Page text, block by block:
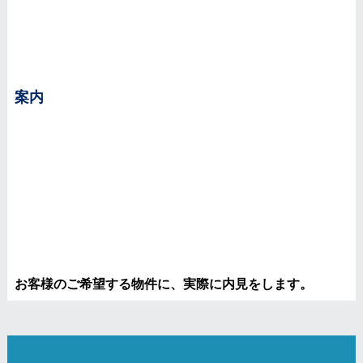
案内
お客様のご希望する物件に、実際に内見をします。